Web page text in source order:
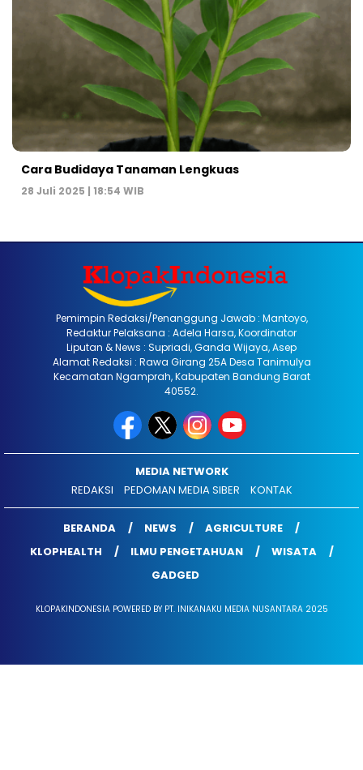
Cara Budidaya Tanaman Lengkuas
28 Juli 2025 | 18:54 WIB
Pemimpin Redaksi/Penanggung Jawab : Mantoyo,
Redaktur Pelaksana : Adela Harsa, Koordinator
Liputan & News : Supriadi, Ganda Wijaya, Asep
Alamat Redaksi : Rawa Girang 25A Desa Tanimulya
Kecamatan Ngamprah, Kabupaten Bandung Barat
40552.
MEDIA NETWORK
REDAKSI
PEDOMAN MEDIA SIBER KONTAK
BERANDA NEWS
AGRICULTURE
KLOPHEALTH
ILMU PENGETAHUAN
WISATA
GADGED
KLOPAKINDONESIA POWERED BY PT. INIKANAKU MEDIA NUSANTARA 2025